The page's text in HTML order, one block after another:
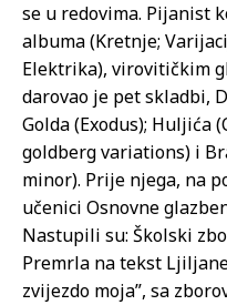
se u redovima. Pijanist
albuma (Kretnje;
Elektrika), virovitičkim
darovao je pet skladbi,
Golda (Exodus); Huljića
goldberg variations) i
minor). Prije njega, na
učenici Osnovne
Nastupili su: Školski
Premrla na tekst
zvijezdo moja”, sa